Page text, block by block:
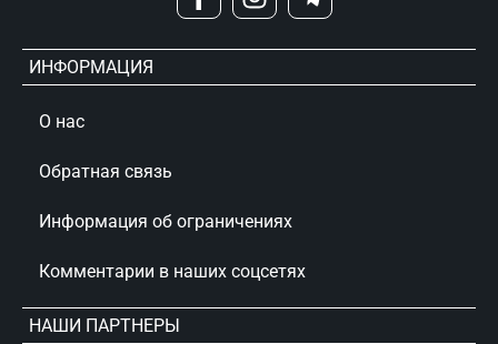
ИНФОРМАЦИЯ
О нас
Обратная связь
Информация об ограничениях
Комментарии в наших соцсетях
НАШИ ПАРТНЕРЫ